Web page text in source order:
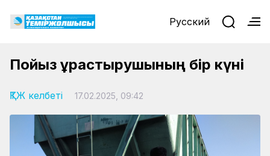
Русский
Пойыз құрастырушының бір күні
ҚТЖ келбеті 17.02.2025, 09:42